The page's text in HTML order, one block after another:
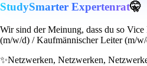
StudySmarter Expertenrat🤫
Wir sind der Meinung, dass du so Vice
(m/w/d) / Kaufmännischer Leiter (m/
✨Netzwerken, Netzwerken,